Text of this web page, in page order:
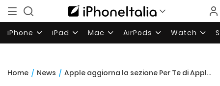
iPhone iPad Mac AirPods Watch
Home / News / Apple aggiorna la sezione Per Te di Apple Music, migliorando i suggerimenti